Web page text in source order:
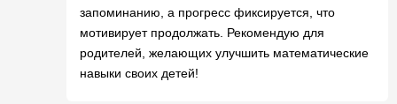
запоминанию, а прогресс фиксируется, что
мотивирует продолжать. Рекомендую для
родителей, желающих улучшить математические
навыки своих детей!